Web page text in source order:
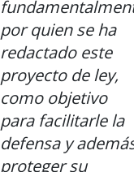
por quien se ha
redactado este
proyecto de ley,
como objetivo
para facilitarle la
defensa y
proteger su